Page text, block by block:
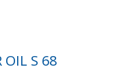
OIL S 68